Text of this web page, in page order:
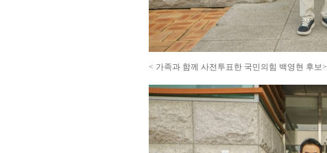
< 가족과 함께 사전투표한 국민의힘 백영현 후보>